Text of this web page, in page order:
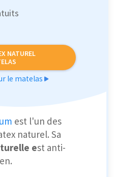
NATUREL
le matelas
est l'un des
naturel. Sa
est anti-